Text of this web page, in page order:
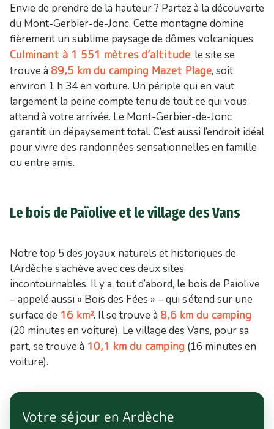
Envie de prendre de la hauteur ? Partez à la découverte
du Mont-Gerbier-de-Jonc. Cette montagne domine
fièrement un sublime paysage de dômes volcaniques.
Culminant à 1 551 mètres d’altitude, le site se
trouve à 89,5 km du camping Mazet Plage, soit
environ 1 h 34 en voiture. Un périple qui en vaut
largement la peine compte tenu de tout ce qui vous
attend à votre arrivée. Le Mont-Gerbier-de-Jonc
garantit un dépaysement total. C’est aussi l’endroit idéal
pour vivre des randonnées sensationnelles en famille
ou entre amis.
Le bois de Païolive et le village des Vans
Notre top 5 des joyaux naturels et historiques de
l’Ardèche s’achève avec ces deux sites
incontournables. Il y a, tout d’abord, le bois de Païolive
– appelé aussi « Bois des Fées » – qui s’étend sur une
surface de 16 km². Il se trouve à 8,6 km du camping
(20 minutes en voiture). Le village des Vans, pour sa
part, se trouve à 10,1 km du camping (16 minutes en
voiture).
Votre séjour en Ardèche